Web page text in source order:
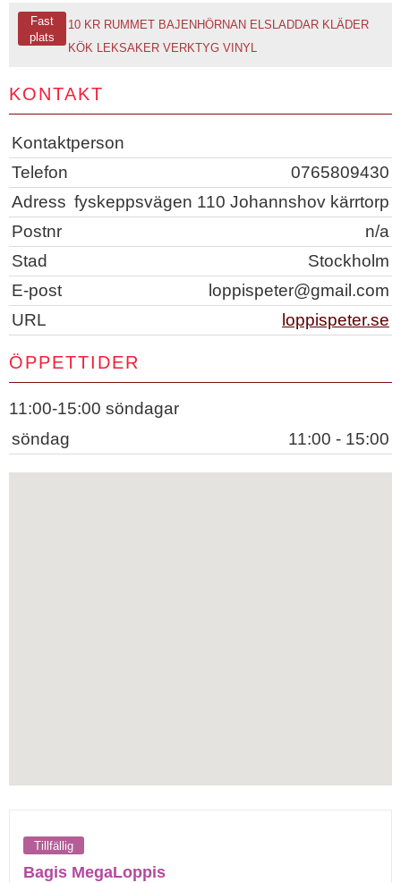
Fast
plats
10 KR RUMMET BAJENHÖRNAN ELSLADDAR KLÄDER
KÖK LEKSAKER VERKTYG VINYL
KONTAKT
Kontaktperson
Telefon
0765809430
Adress fyskeppsvägen 110 Johannshov kärrtorp
Postnr
n/a
Stad
Stockholm
E-post
loppispeter@gmail.com
URL
loppispeter.se
ÖPPETTIDER
11:00-15:00 söndagar
söndag
11:00 - 15:00
Tillfällig
Bagis MegaLoppis